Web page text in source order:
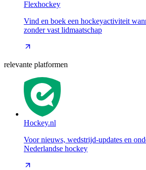
Flexhockey
Vind en boek een hockeyactiviteit
zonder vast lidmaatschap
relevante platformen
Hockey.nl
Voor nieuws, wedstrijd-updates en
Nederlandse hockey